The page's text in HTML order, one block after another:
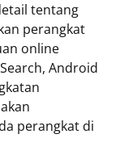
tentang
perangkat
online
Android
perangkat di